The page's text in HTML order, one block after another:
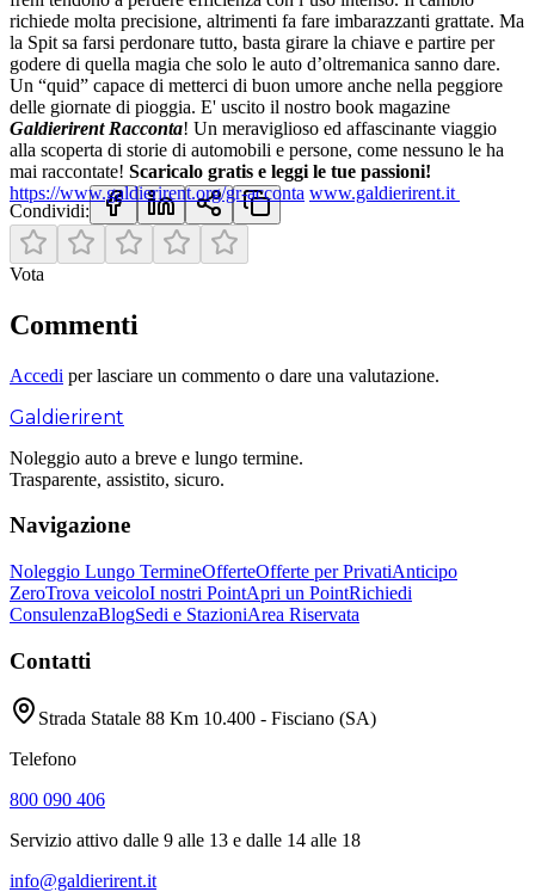
richiede molta precisione, altrimenti fa fare imbarazzanti grattate. Ma
la Spit sa farsi perdonare tutto, basta girare la chiave e partire per
godere di quella magia che solo le auto d’oltremanica sanno dare.
Un “quid” capace di metterci di buon umore anche nella peggiore
delle giornate di pioggia. E' uscito il nostro book magazine
Galdierirent Racconta! Un meraviglioso ed affascinante viaggio
alla scoperta di storie di automobili e persone, come nessuno le ha
mai raccontate! Scaricalo gratis e leggi le tue passioni!
https://www.galdierirent.org/gr-acconta www.galdierirent.it
Condividi:
Vota
Commenti
Accedi per lasciare un commento o dare una valutazione.
Galdierirent
Noleggio auto a breve e lungo termine.
Trasparente, assistito, sicuro.
Navigazione
Noleggio Lungo TermineOfferteOfferte per PrivatiAnticipo
ZeroTrova veicoloI nostri PointApri un PointRichiedi
ConsulenzaBlogSedi e StazioniArea Riservata
Contatti
Strada Statale 88 Km 10.400 - Fisciano (SA)
Telefono
800 090 406
Servizio attivo dalle 9 alle 13 e dalle 14 alle 18
info@galdierirent.it